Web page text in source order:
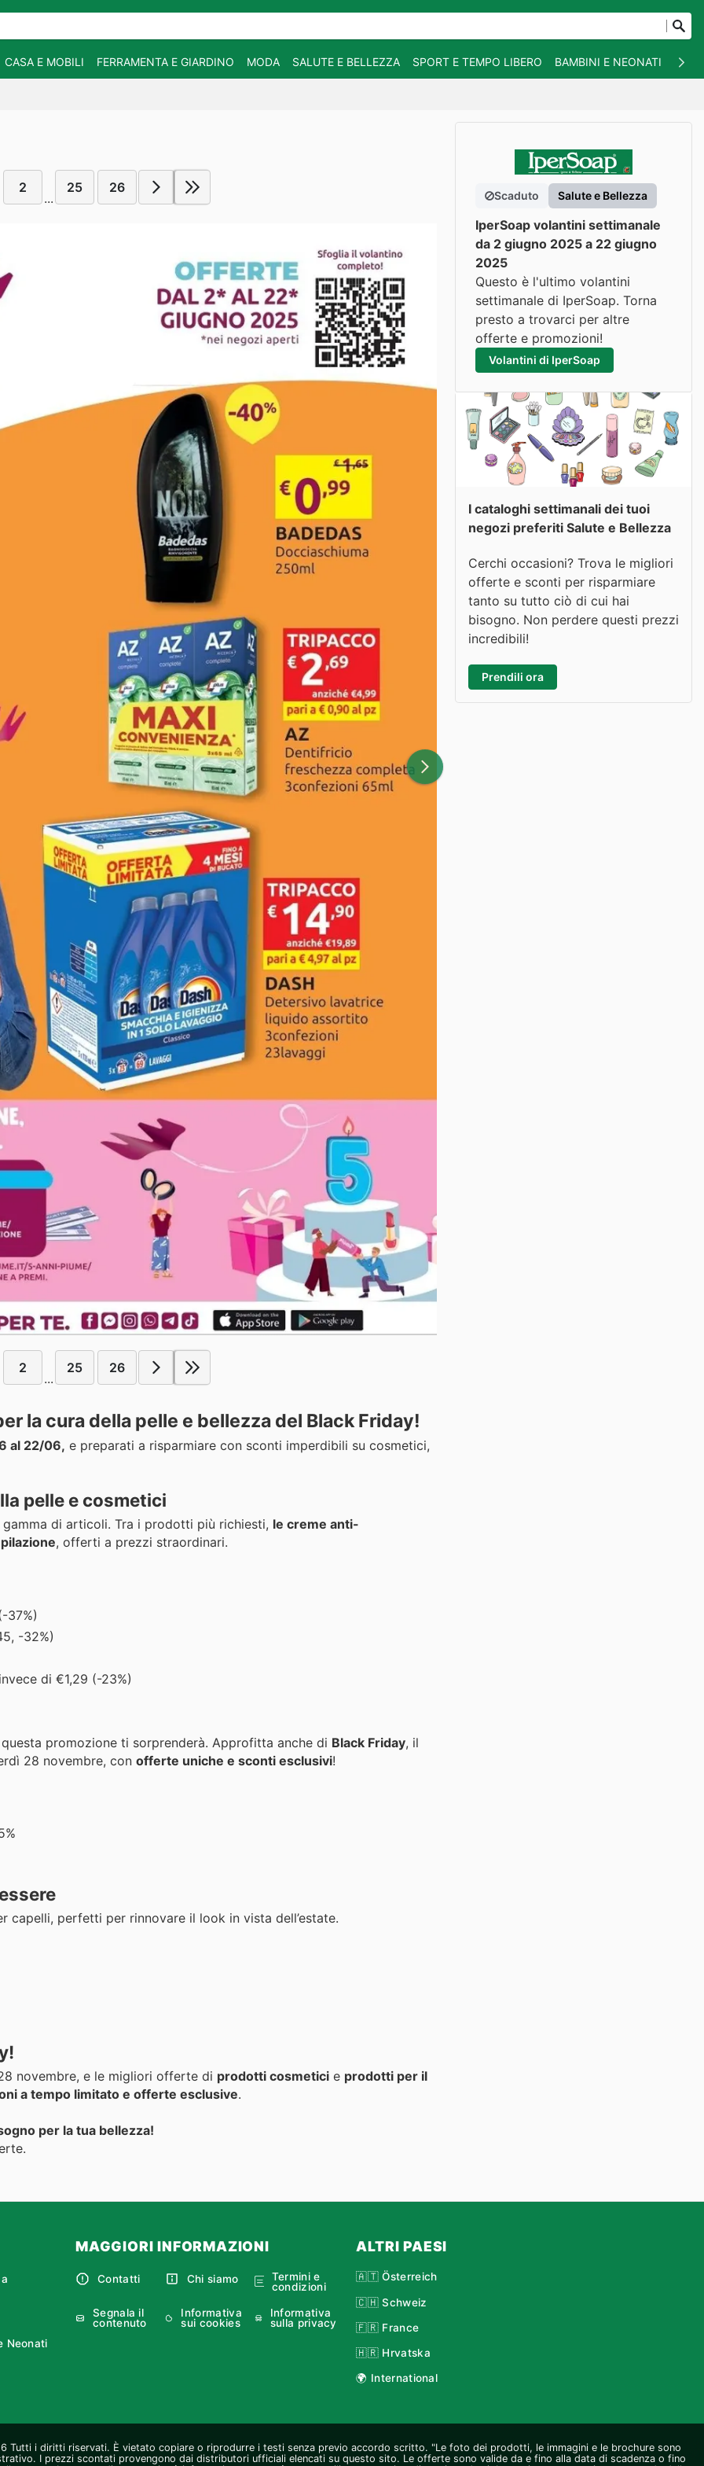
CASA E MOBILI FERRAMENTA E GIARDINO MODA SALUTE E BELLEZZA SPORT E TEMPO LIBERO BAMBINI E NEONATI
2
...
25 26
2
...
25 26
la cura della pelle e bellezza del Black Friday!
al 22/06, e preparati a risparmiare con sconti imperdibili su cosmetici,
pelle e cosmetici
di articoli. Tra i prodotti più richiesti, le creme anti-
, offerti a prezzi straordinari.
37%)
-32%)
di €1,29 (-23%)
promozione ti sorprenderà. Approfitta anche di Black Friday, il
28 novembre, con offerte uniche e sconti esclusivi!
capelli, perfetti per rinnovare il look in vista dell’estate.
novembre, e le migliori offerte di prodotti cosmetici e prodotti per il
a tempo limitato e offerte esclusive.
per la tua bellezza!
Scaduto Salute e Bellezza
IperSoap volantini settimanale
da 2 giugno 2025 a 22 giugno
2025
Questo è l'ultimo volantini
settimanale di IperSoap. Torna
presto a trovarci per altre
offerte e promozioni!
Volantini di IperSoap
I cataloghi settimanali dei tuoi
negozi preferiti Salute e Bellezza
Cerchi occasioni? Trova le migliori
offerte e sconti per risparmiare
tanto su tutto ciò di cui hai
bisogno. Non perdere questi prezzi
incredibili!
Prendili ora
Neonati
MAGGIORI INFORMAZIONI
Contatti Chi siamo
Termini e
condizioni
Segnala il
contenuto
Informativa
sui cookies
Informativa
sulla privacy
ALTRI PAESI
🇦🇹 Österreich
🇨🇭 Schweiz
🇫🇷 France
🇭🇷 Hrvatska
🌍 International
Tutti i diritti riservati. È vietato copiare o riprodurre i testi senza previo accordo scritto. "Le foto dei prodotti, le immagini e le brochure sono
I prezzi scontati provengono dai distributori ufficiali elencati su questo sito. Le offerte sono valide da e fino alla data di scadenza o fino